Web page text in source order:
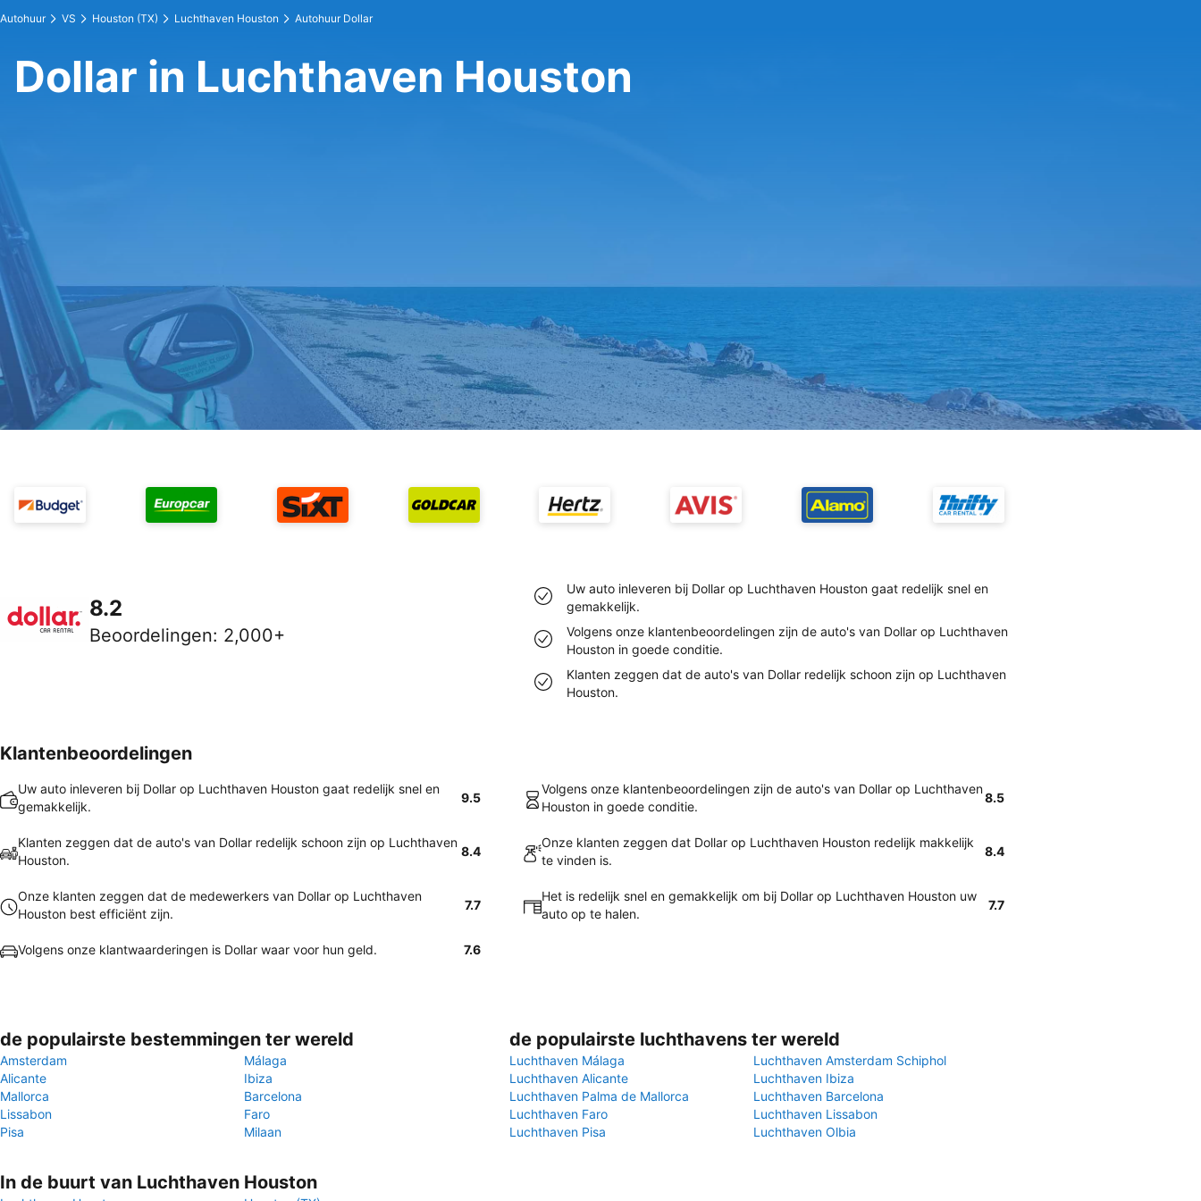
Autohuur VS Houston (TX) Luchthaven Houston Autohuur Dollar
Dollar in Luchthaven Houston
8.2
Beoordelingen: 2,000+
Uw auto inleveren bij Dollar op Luchthaven Houston gaat redelijk snel en
gemakkelijk.
Volgens onze klantenbeoordelingen zijn de auto's van Dollar op Luchthaven
Houston in goede conditie.
Klanten zeggen dat de auto's van Dollar redelijk schoon zijn op Luchthaven
Houston.
Klantenbeoordelingen
Uw auto inleveren bij Dollar op Luchthaven Houston gaat redelijk snel en
gemakkelijk.
9.5
Volgens onze klantenbeoordelingen zijn de auto's van Dollar op Luchthaven
Houston in goede conditie.
8.5
Klanten zeggen dat de auto's van Dollar redelijk schoon zijn op Luchthaven
Houston.
8.4
Onze klanten zeggen dat Dollar op Luchthaven Houston redelijk makkelijk
te vinden is.
8.4
Onze klanten zeggen dat de medewerkers van Dollar op Luchthaven
Houston best efficiënt zijn.
7.7
Het is redelijk snel en gemakkelijk om bij Dollar op Luchthaven Houston uw
auto op te halen.
7.7
Volgens onze klantwaarderingen is Dollar waar voor hun geld. 7.6
de populairste bestemmingen ter wereld
Amsterdam
Málaga
Alicante
Ibiza
Mallorca
Barcelona
Lissabon
Faro
Pisa
Milaan
de populairste luchthavens ter wereld
Luchthaven Málaga
Luchthaven Amsterdam Schiphol
Luchthaven Alicante
Luchthaven Ibiza
Luchthaven Palma de Mallorca
Luchthaven Barcelona
Luchthaven Faro
Luchthaven Lissabon
Luchthaven Pisa
Luchthaven Olbia
In de buurt van Luchthaven Houston